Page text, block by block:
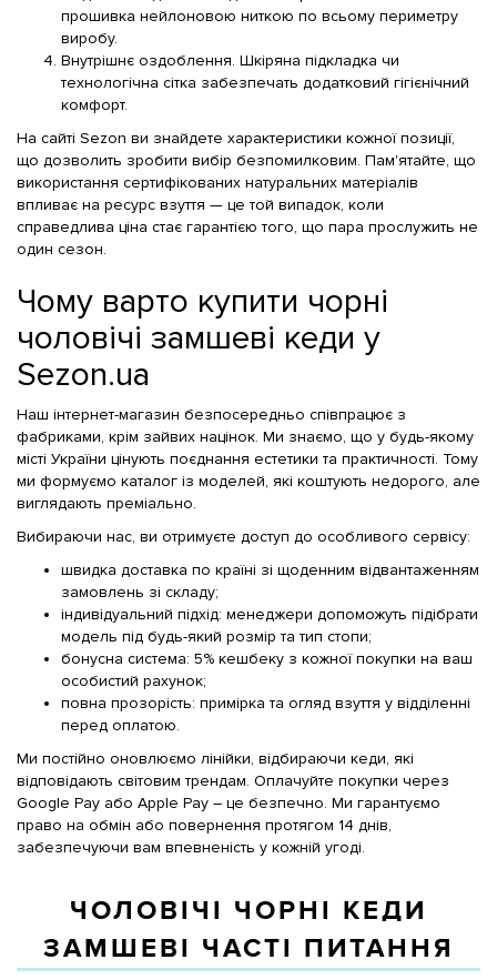
прошивка нейлоновою ниткою по всьому периметру
виробу.
Внутрішнє оздоблення. Шкіряна підкладка чи
технологічна сітка забезпечать додатковий гігієнічний
комфорт.
На сайті Sezon ви знайдете характеристики кожної позиції,
що дозволить зробити вибір безпомилковим. Пам'ятайте, що
використання сертифікованих натуральних матеріалів
впливає на ресурс взуття — це той випадок, коли
справедлива ціна стає гарантією того, що пара прослужить не
один сезон.
Чому варто купити чорні
чоловічі замшеві кеди у
Sezon.ua
Наш інтернет-магазин безпосередньо співпрацює з
фабриками, крім зайвих націнок. Ми знаємо, що у будь-якому
місті України цінують поєднання естетики та практичності. Тому
ми формуємо каталог із моделей, які коштують недорого, але
виглядають преміально.
Вибираючи нас, ви отримуєте доступ до особливого сервісу:
швидка доставка по країні зі щоденним відвантаженням
замовлень зі складу;
індивідуальний підхід: менеджери допоможуть підібрати
модель під будь-який розмір та тип стопи;
бонусна система: 5% кешбеку з кожної покупки на ваш
особистий рахунок;
повна прозорість: примірка та огляд взуття у відділенні
перед оплатою.
Ми постійно оновлюємо лінійки, відбираючи кеди, які
відповідають світовим трендам. Оплачуйте покупки через
Google Pay або Apple Pay – це безпечно. Ми гарантуємо
право на обмін або повернення протягом 14 днів,
забезпечуючи вам впевненість у кожній угоді.
ЧОЛОВІЧІ ЧОРНІ КЕДИ
ЗАМШЕВІ ЧАСТІ ПИТАННЯ